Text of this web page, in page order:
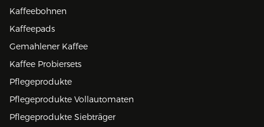
Kaffeebohnen
Kaffeepads
Gemahlener Kaffee
Kaffee Probiersets
Pflegeprodukte
Pflegeprodukte Vollautomaten
Pflegeprodukte Siebträger